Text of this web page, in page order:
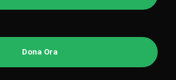
Dona Ora